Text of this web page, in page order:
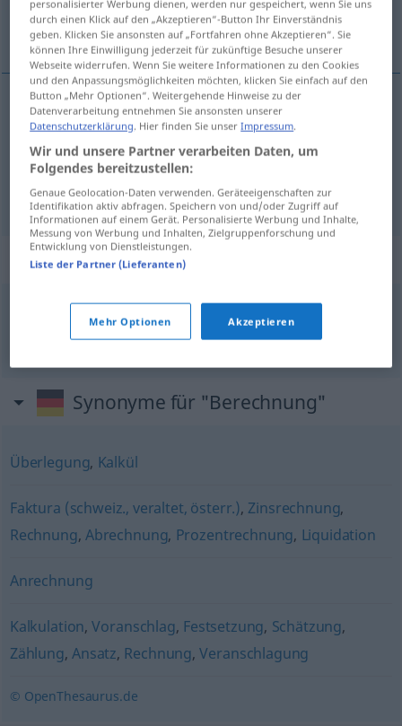
cálculo, cómputo
cálculom Berechnung
cómputom Berechnung
Beispielsätze für "Berechnung"
sich jeder Berechnungentziehen
incalculable
Synonyme für "Berechnung"
Überlegung, Kalkül
Faktura (schweiz., veraltet, österr.), Zinsrechnung,
Rechnung, Abrechnung, Prozentrechnung, Liquidation
Anrechnung
Kalkulation,Voranschlag, Festsetzung, Schätzung,
Zählung,Ansatz, Rechnung,Veranschlagung
© OpenThesaurus.de
personalisierter Werbung dienen, werden nur gespeichert, wenn Sie uns
durch einen Klick auf den „Akzeptieren“-Button Ihr Einverständnis
geben. Klicken Sie ansonsten auf „Fortfahren ohne Akzeptieren“. Sie
können Ihre Einwilligung jederzeit für zukünftige Besuche unserer
Webseite widerrufen. Wenn Sie weitere Informationen zu den Cookies
und den Anpassungsmöglichkeiten möchten, klicken Sie einfach auf den
Button „Mehr Optionen“. Weitergehende Hinweise zu der
Datenverarbeitung entnehmen Sie ansonsten unserer
Datenschutzerklärung. Hier finden Sie unserImpressum.
Wir und unsere Partner verarbeiten Daten, um
Folgendes bereitzustellen:
Genaue Geolocation-Daten verwenden. Geräteeigenschaften zur
Identifikation aktiv abfragen. Speichern von und/oder Zugriff auf
Informationen auf einem Gerät. Personalisierte Werbung und Inhalte,
Messung von Werbung und Inhalten, Zielgruppenforschung und
Entwicklung von Dienstleistungen.
Liste der Partner (Lieferanten)
Mehr Optionen Akzeptieren